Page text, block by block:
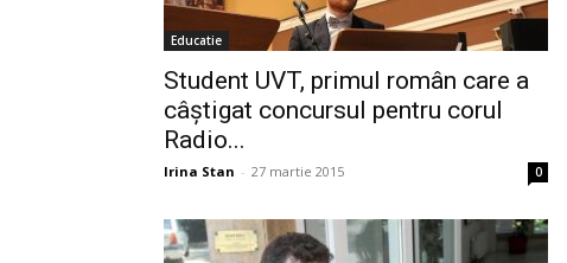
Educatie
Student UVT, primul român care a
câștigat concursul pentru corul
Radio...
Irina Stan - 27 martie 2015 0